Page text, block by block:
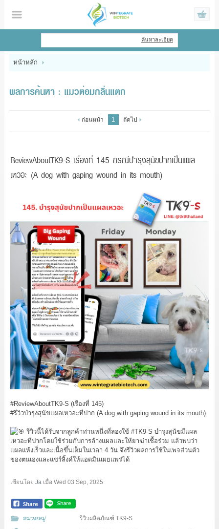
ไทย | English
หน้าหลัก
แจ้งชำระเงิน
ค้นหาละเอียด
หน้าหลัก
ผลการค้นหา : แมวต่อมกลิ่นแตก
ก่อนหน้า 1 ถัดไป
ReviewAboutTK9-S เรื่องที่ 145 กรณีบำรุงสุนัขปากเป็นแผล
เหวอะ (A dog with gaping wound in its mouth)
#ReviewAboutTK9-S (เรื่องที่ 145)
#รีวิวบำรุงสุนัขแผลเหวอะที่ปาก (A dog with gaping wound in its mouth)
รีวิวนี้ได้รับจากลูกค้าท่านหนึ่งที่ลองใช้ #TK9-S บำรุงสุนัขมีแผล
เหวอะที่ปากโดยใช้ร่วมกับการล้างแผลและให้ยาฆ่าเชื้อร่วม แล้วพบว่า
แผลแห้งเร็วและเนื้อขึ้นเต็มในเวลา 4 วัน จึงรีวิวผลการใช้ในเพจส่วนตัว
ของตนเองและแชร์ลิ้งค์ให้แอดมินเผยแพร่ได้
เขียนโดย Jaเมื่อ Wed 03 Sep, 2025
หมวดหมู่ รีวิวผลิตภัณฑ์ TK9-S